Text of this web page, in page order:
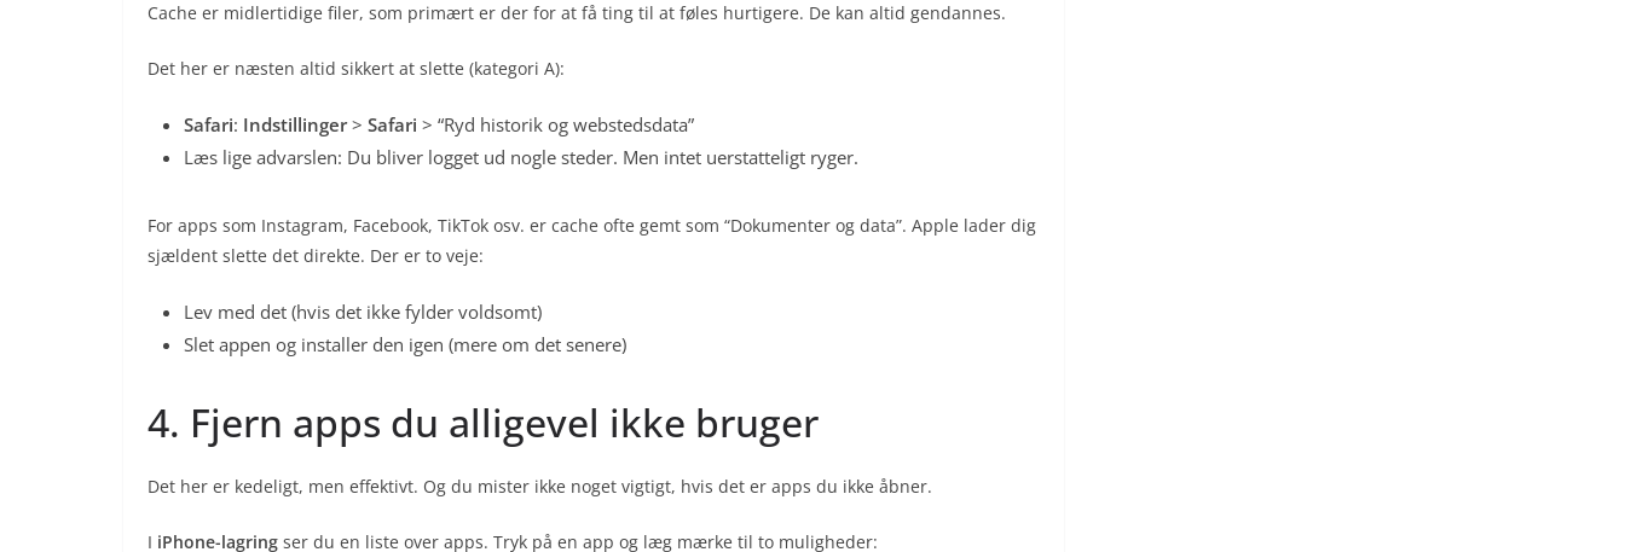
Cache er midlertidige filer, som primært er der for at få ting til at føles hurtigere. De kan altid gendannes.
Det her er næsten altid sikkert at slette (kategori A):
Safari: Indstillinger> Safari > “Ryd historik og webstedsdata”
Læs lige advarslen: Du bliver logget ud nogle steder. Men intet uerstatteligt ryger.
For apps som Instagram, Facebook, TikTok osv. er cache ofte gemt som “Dokumenter og data”. Apple lader dig
sjældent slette det direkte. Der er to veje:
Lev med det (hvis det ikke fylder voldsomt)
Slet appen og installer den igen (mere om det senere)
4. Fjern apps du alligevel ikke bruger
Det her er kedeligt, men effektivt. Og du mister ikke noget vigtigt, hvis det er apps du ikke åbner.
I iPhone-lagring ser du en liste over apps. Tryk på en app og læg mærke til to muligheder: